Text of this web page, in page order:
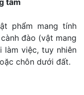
tâm
phẩm mang tính
đào (vật mang
việc, tuy nhiên
chôn dưới đất.